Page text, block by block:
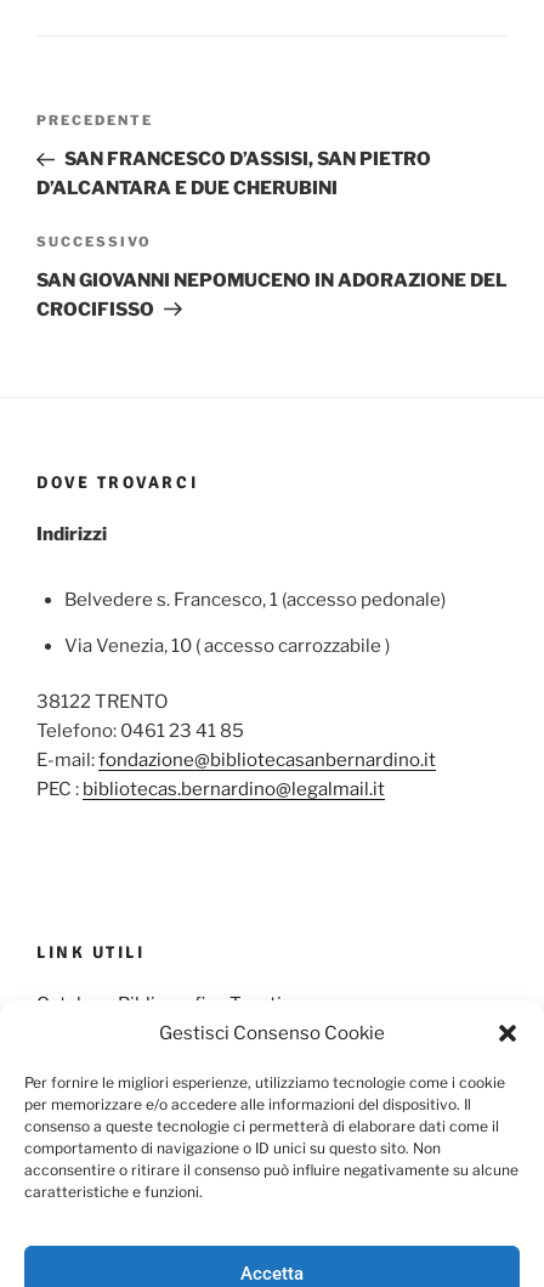
Gestisci Consenso Cookie
Per fornire le migliori esperienze, utilizziamo tecnologie come i cookie
per memorizzare e/o accedere alle informazioni del dispositivo. Il
consenso a queste tecnologie ci permetterà di elaborare dati come il
comportamento di navigazione o ID unici su questo sito. Non
acconsentire o ritirare il consenso può influire negativamente su alcune
caratteristiche e funzioni.
Accetta
Navigazione
Articolo
precedente:
PRECEDENTE
SAN FRANCESCO D’ASSISI, SAN PIETRO
D’ALCANTARA E DUE CHERUBINI
Articolo
successivo
SUCCESSIVO
SAN GIOVANNI NEPOMUCENO IN ADORAZIONE DEL
CROCIFISSO
DOVE TROVARCI
Indirizzi
Belvedere s. Francesco, 1 (accesso pedonale)
Via Venezia, 10 ( accesso carrozzabile )
38122 TRENTO
Telefono: 0461 23 41 85
E-mail:fondazione@bibliotecasanbernardino.it
PEC : bibliotecas.bernardino@legalmail.it
LINK UTILI
Catalogo Bibliografico Trentino
Cookie Policy Privacy Policy